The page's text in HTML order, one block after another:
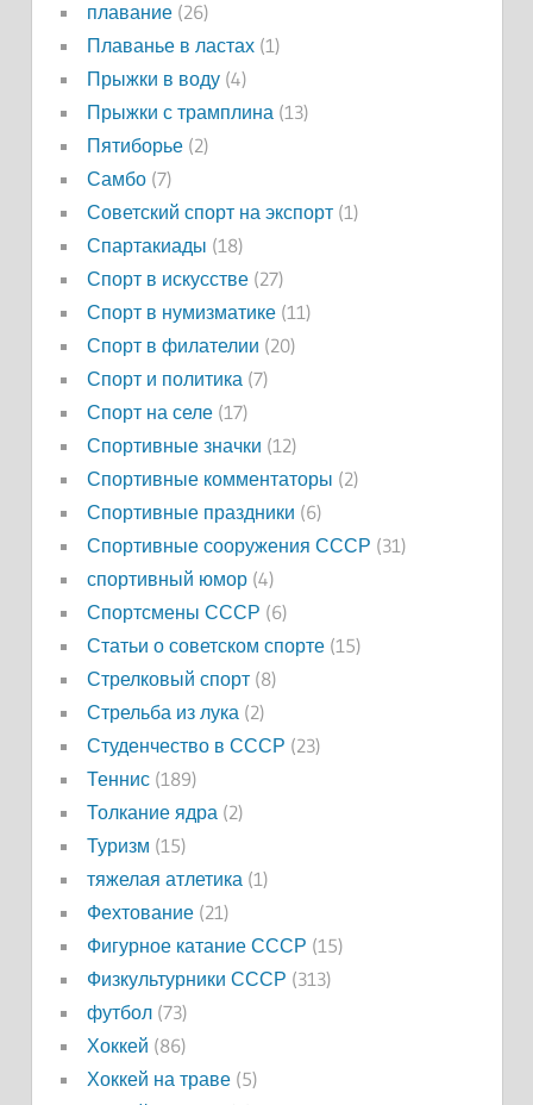
плавание(26)
Плаванье в ластах(1)
Прыжки в воду(4)
Прыжки с трамплина (13)
Пятиборье(2)
Самбо(7)
Советский спорт на экспорт(1)
Спартакиады (18)
Спорт в искусстве(27)
Спорт в нумизматике(11)
Спорт в филателии (20)
Спорт и политика (7)
Спорт на селе(17)
Спортивные значки (12)
Спортивные комментаторы (2)
Спортивные праздники (6)
Спортивные сооружения СССР (31)
спортивный юмор(4)
Спортсмены СССР (6)
Статьи о советском спорте(15)
Стрелковый спорт(8)
Стрельба из лука (2)
Студенчество в СССР (23)
Теннис(189)
Толкание ядра (2)
Туризм (15)
тяжелая атлетика (1)
Фехтование(21)
Фигурное катание СССР (15)
Физкультурники СССР (313)
футбол(73)
Хоккей (86)
Хоккей на траве(5)